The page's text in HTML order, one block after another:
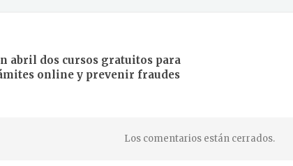
abril dos cursos gratuitos para
online y prevenir fraudes
Los comentarios están cerrados.